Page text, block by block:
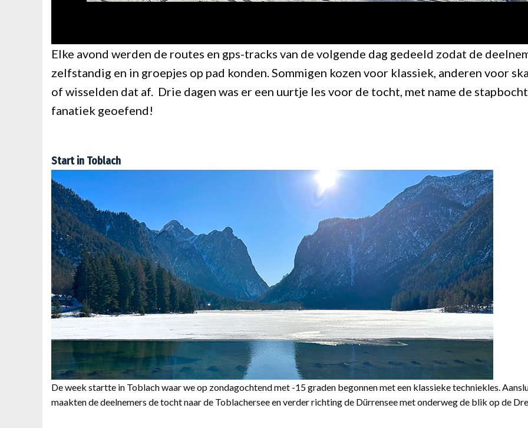
Elke avond werden de routes en gps-tracks van de volgende dag gedeeld zodat de
zelfstandig en in groepjes op pad konden. Sommigen kozen voor klassiek, anderen voor
of wisselden dat af. Drie dagen was er een uurtje les voor de tocht, met name de
fanatiek geoefend!
Start in Toblach
De week startte in Toblach waar we op zondagochtend met -15 graden begonnen met een klassieke techniekles.
maakten de deelnemers de tocht naar de Toblachersee en verder richting de Dürrensee met onderweg de blik op de